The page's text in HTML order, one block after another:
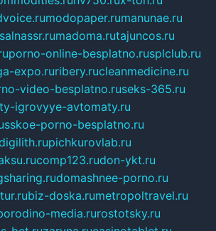
modopaper.rumanunae.ru
madoma.rutajuncos.ru
porno-online-besplatno.rusplclub.ru
expo.ruribery.rucleanmedicine.ru
video-besplatno.ruseks-365.ru
igrovyye-avtomaty.ru
porno-besplatno.ru
pichkurovlab.ru
comp123.rudon-ykt.ru
domashnee-porno.ru
biz-doska.rumetropoltravel.ru
media.rurostotsky.ru